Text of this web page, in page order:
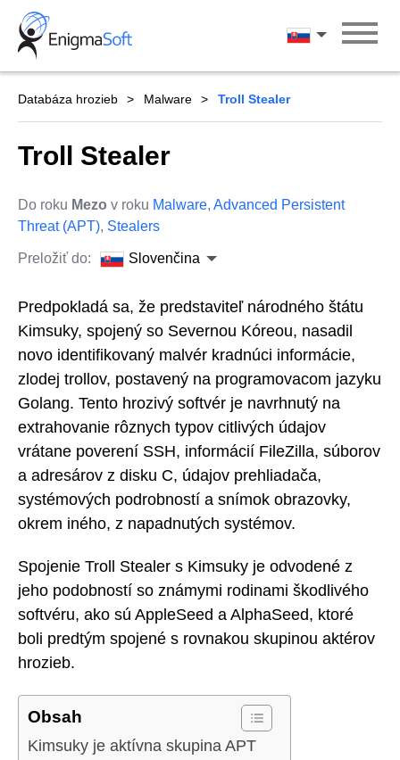
Skip
content
Slovenčina
Databáza hrozieb Malware Troll Stealer
Troll Stealer
Do roku Mezo v roku Malware, Advanced Persistent
Threat (APT), Stealers
Preložiť do: Slovenčina
Predpokladá sa, že predstaviteľ národného štátu
Kimsuky, spojený so Severnou Kóreou, nasadil
novo identifikovaný malvér kradnúci informácie,
zlodej trollov, postavený na programovacom jazyku
Golang. Tento hrozivý softvér je navrhnutý na
extrahovanie rôznych typov citlivých údajov
vrátane poverení SSH, informácií FileZilla, súborov
a adresárov z disku C, údajov prehliadača,
systémových podrobností a snímok obrazovky,
okrem iného, z napadnutých systémov.
Spojenie Troll Stealer s Kimsuky je odvodené z
jeho podobností so známymi rodinami škodlivého
softvéru, ako sú AppleSeed a AlphaSeed, ktoré
boli predtým spojené s rovnakou skupinou aktérov
hrozieb.
Obsah
Kimsuky je aktívna skupina APT